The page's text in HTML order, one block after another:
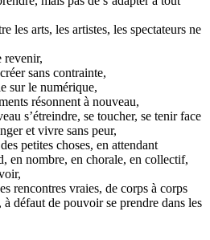
les arts, les artistes, les spectateurs ne
revenir,
sans contrainte,
sur le numérique,
résonnent à nouveau,
s’étreindre, se toucher, se tenir face
et vivre sans peur,
petites choses, en attendant
en nombre, en chorale, en collectif,
rencontres vraies, de corps à corps
défaut de pouvoir se prendre dans les